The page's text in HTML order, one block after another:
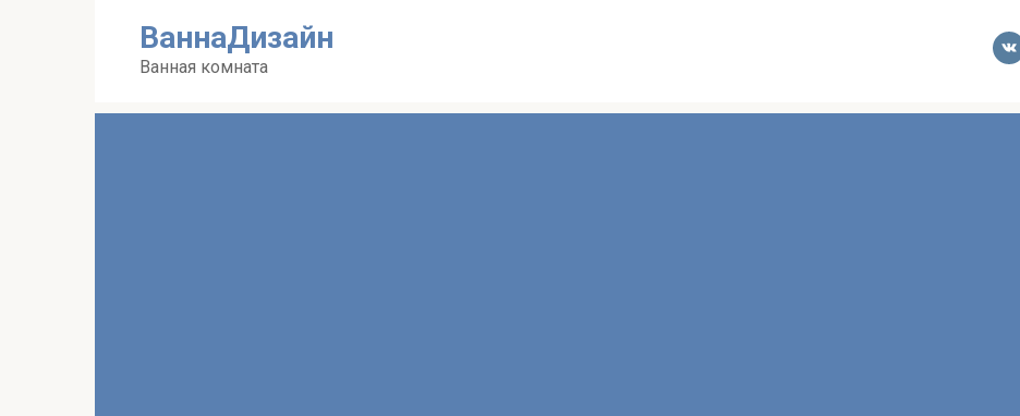
ВаннаДизайн
Ванная комната